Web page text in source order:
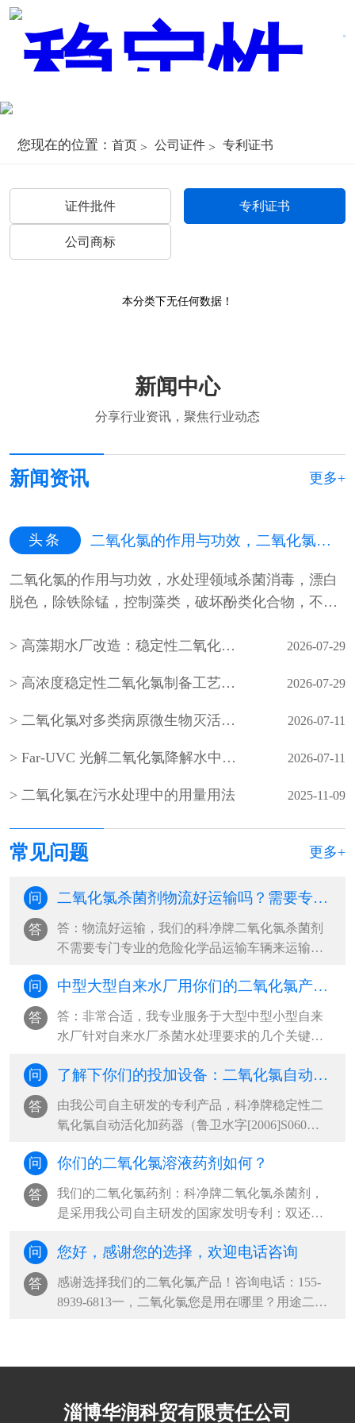
您现在的位置： 首页 公司证件 专利证书
证件批件 专利证书
公司商标
本分类下无任何数据！
新闻中心
分享行业资讯，聚焦行业动态
新闻资讯 更多+
头条 二氧化氯的作用与功效，二氧化氯的作用与功效百科
二氧化氯的作用与功效，水处理领域杀菌消毒，漂白
脱色，除铁除锰，控制藻类，破坏酚类化合物，不生
高藻期水厂改造：稳定性二氧化氯预氧化工艺落地效果显著
2026-07-29
高浓度稳定性二氧化氯制备工艺及油田回注水应用研究 2026-07-29
二氧化氯对多类病原微生物灭活效能及水体生物膜剥离效果研究 2026-07-11
Far-UVC 光解二氧化氯降解水中微量有机污染物：光源筛选、氧化路径与消毒副产物风险评估 2026-07-11
二氧化氯在污水处理中的用量用法 2025-11-09
常见问题 更多+
问 二氧化氯杀菌剂物流好运输吗？需要专业的危化品运输车辆吗？
答
答：物流好运输，我们的科净牌二氧化氯杀菌剂
不需要专门专业的危险化学品运输车辆来运输。
问 中型大型自来水厂用你们的二氧化氯产品合适？
答
答：非常合适，我专业服务于大型中型小型自来
水厂针对自来水厂杀菌水处理要求的几个关键
问 了解下你们的投加设备：二氧化氯自动活化加药器
答
由我公司自主研发的专利产品，科净牌稳定性二
氧化氯自动活化加药器（鲁卫水字[2006]S060
问 你们的二氧化氯溶液药剂如何？
答
我们的二氧化氯药剂：科净牌二氧化氯杀菌剂，
是采用我公司自主研发的国家发明专利：双还原
问 您好，感谢您的选择，欢迎电话咨询
答
感谢选择我们的二氧化氯产品！咨询电话：155-
8939-6813一，二氧化氯您是用在哪里？用途二，
淄博华润科贸有限责任公司